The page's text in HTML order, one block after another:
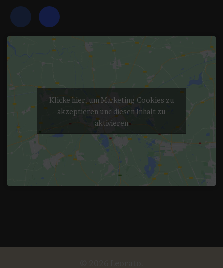
Klicke hier, um Marketing-Cookies zu
akzeptieren und diesen Inhalt zu
aktivieren